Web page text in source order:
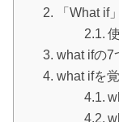
「What if
what ifの7
what ifを